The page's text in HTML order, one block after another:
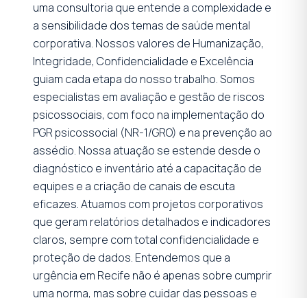
uma consultoria que entende a complexidade e
a sensibilidade dos temas de saúde mental
corporativa. Nossos valores de Humanização,
Integridade, Confidencialidade e Excelência
guiam cada etapa do nosso trabalho. Somos
especialistas em avaliação e gestão de riscos
psicossociais, com foco na implementação do
PGR psicossocial (NR-1/GRO) e na prevenção ao
assédio. Nossa atuação se estende desde o
diagnóstico e inventário até a capacitação de
equipes e a criação de canais de escuta
eficazes. Atuamos com projetos corporativos
que geram relatórios detalhados e indicadores
claros, sempre com total confidencialidade e
proteção de dados. Entendemos que a
urgência em Recife não é apenas sobre cumprir
uma norma, mas sobre cuidar das pessoas e